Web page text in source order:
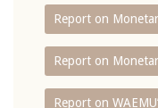
Report on
Report on
Report on